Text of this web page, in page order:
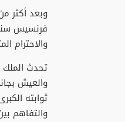
وبعد أكثر
والاحترام
تحدث الملك
والعيش
ثوابته
والتفاهم